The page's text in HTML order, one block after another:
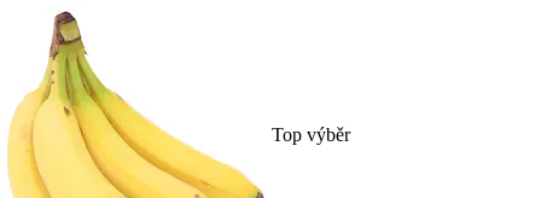
Top výběr